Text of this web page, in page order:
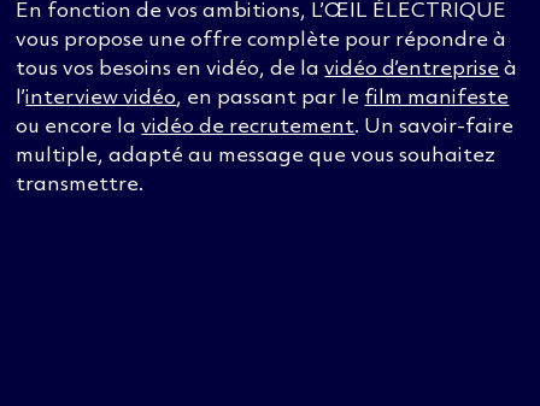
En fonction de vos ambitions, L’ŒIL ÉLECTRIQUE
vous propose une offre complète pour répondre à
tous vos besoins en vidéo, de lavidéo d’entreprise à
l’interview vidéo, en passant par le film manifeste
ou encore lavidéo de recrutement. Un savoir-faire
multiple, adapté au message que vous souhaitez
transmettre.